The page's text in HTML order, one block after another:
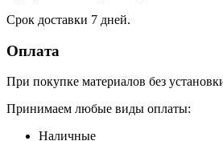
Срок доставки 7 дней.
Оплата
При покупке материалов без
Принимаем любые виды оплаты:
Наличные